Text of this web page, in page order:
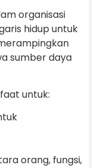
organisasi
hidup untuk
sumber daya
untuk:
orang, fungsi,